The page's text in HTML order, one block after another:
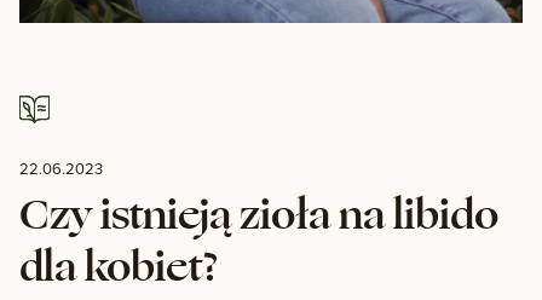
22.06.2023
Czy istnieją zioła na libido
dla kobiet?